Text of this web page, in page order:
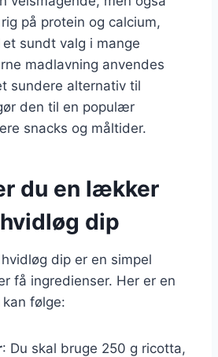
på protein og calcium,
sundt valg i mange
madlavning anvendes
sundere alternativ til
den til en populær
snacks og måltider.
du en lækker
dip
dip er en simpel
få ingredienser. Her er en
følge:
: Du skal bruge 250 g ricotta,